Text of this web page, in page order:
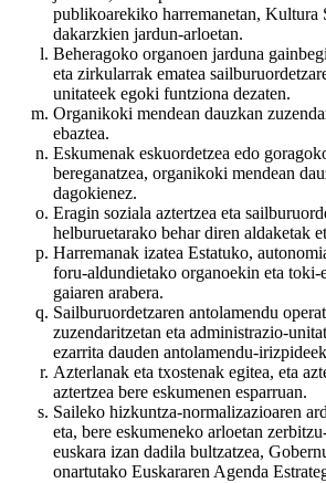
publikoarekiko harremanetan, Kultura
dakarzkien jardun-arloetan.
Beheragoko organoen jarduna
eta zirkularrak ematea
unitateek egoki funtziona dezaten.
Organikoki mendean dauzkan
ebaztea.
Eskumenak eskuordetzea edo
bereganatzea, organikoki mendean
dagokienez.
Eragin soziala aztertzea eta
helburuetarako behar diren aldaketak
Harremanak izatea Estatuko,
foru-aldundietako organoekin eta toki-
gaiaren arabera.
Sailburuordetzaren antolamendu
zuzendaritzetan eta administrazio-
ezarrita dauden antolamendu-
Azterlanak eta txostenak egitea, eta
aztertzea bere eskumenen esparruan.
Saileko hizkuntza-normalizazioaren
eta, bere eskumeneko arloetan
euskara izan dadila bultzatzea,
onartutako Euskararen Agenda